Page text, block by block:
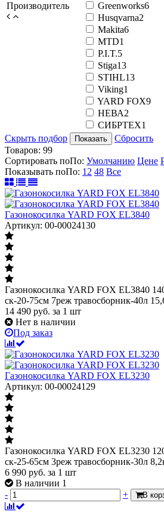
Производитель
Greenworks6
Husqvarna2
Makita6
MTD1
P.I.T.5
Stiga13
STIHL13
Viking1
YARD FOX9
НЕВА2
СИБРТЕХ1
Скрыть подбор
Показать
Сбросить
Товаров: 99
Сортировать поПо: Умолчанию Цене
Показывать поПо: 12 48 Все
Газонокосилка YARD FOX EL3840
Артикул: 00-00024130
Газонокосилка YARD FOX EL3840
ск-20-75см 7реж травосборник-40л
14 490 руб. за 1 шт
Нет в наличии
Под заказ
Газонокосилка YARD FOX EL3230
Артикул: 00-00024129
Газонокосилка YARD FOX EL3230
ск-25-65см 3реж травосборник-30л
6 990 руб. за 1 шт
В наличии 1
-
+ В